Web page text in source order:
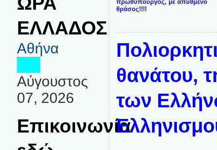
ΕΛΛΑΔΟΣ
Αθήνα
Αύγουστος
07, 2026
Επικοινωνία
πρωθυπουργός, με απύθμενο
θράσος!!!!
θανάτου,
των